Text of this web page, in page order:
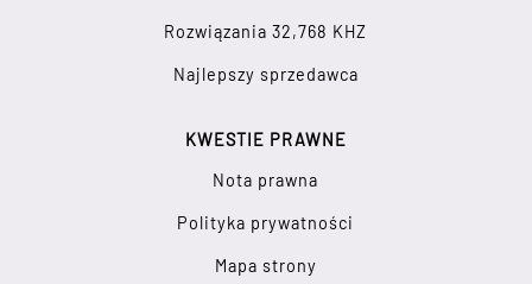
Rozwiązania 32,768 KHZ
Najlepszy sprzedawca
KWESTIE PRAWNE
Nota prawna
Polityka prywatności
Mapa strony